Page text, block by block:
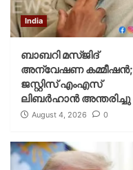
India
ബാബറി മസ്ജിദ്
അന്വേഷണ കമ്മീഷന്‍;
ജസ്റ്റിസ് എംഎസ്
ലിബര്‍ഹാന്‍ അന്തരിച്ചു
August 4, 2026 0